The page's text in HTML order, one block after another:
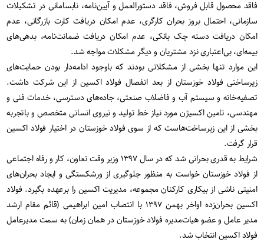
فاقد محصول قابل فروش، فاقد دستورالعمل و آیین‌نامه، نابسامانی در تشکیلات
سازمانی، احتمال بروز بحران کارگری، عدم امکان دریافت کارت بازرگانی، عدم
امکان دریافت دسته چک بانکی، عدم امکان دریافت ضمانت‌نامه، بدهی‌های
بیمه‌ای، بی‌اعتباری نزد مشتریان و دیگر مشکلات مواجه شد.
این موارد تنها بخشی از مشکلاتی بودند که باوجود ادامه‌دار بودن حمایت‌های
زیرساختی فولاد خوزستان از بعد انفصال فولاد اکسین از این شرکت داشت.
تصفیه‌خانه و سیستم آب و فاضلاب صنعتی، جاده‌های دسترسی، خدمات فنی و
مهندسی، تامین اکسیژن مورد نیاز خط تولید و نیروی انسانی متخصص و باتجربه
بخشی از این زیرساخت‌هاست که از سوی فولاد خوزستان در اختیار فولاد اکسین
قرار گرفت.
شرایط به قدری بحرانی شد که در سال ۱۳۹۷ وزیر وقت تعاون، کار و رفاه اجتماعی
از فولاد خوزستان خواست به منظور جلوگیری از ورشکستگی و ایجاد بحران‌های
امنیتی ناشی از بیکاری کارکنان مجموعه، مدیریت اکسین را برعهده بگیرد. فولاد
اکسین بحران‌زده اواخر بهمن ۱۳۹۷ با انتصاب امین ابراهیمی (قائم مقام ارشد
مدیر عامل و عضو هیات‌مدیره فولاد خوزستان در همان زمان) به سمت مدیرعامل
فولاد اکسین انتخاب شد.